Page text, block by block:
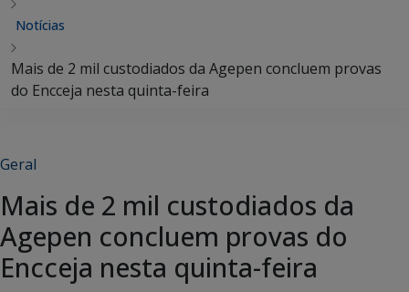
Notícias
Mais de 2 mil custodiados da Agepen concluem provas
do Encceja nesta quinta-feira
Geral
Mais de 2 mil custodiados da
Agepen concluem provas do
Encceja nesta quinta-feira